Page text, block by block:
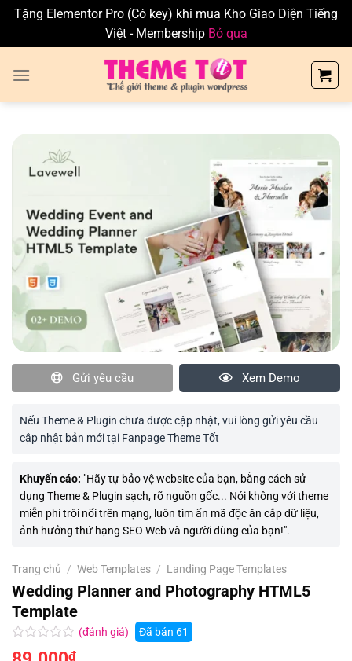
Tặng Elementor Pro (Có key) khi mua Kho Giao Diện Tiếng
Việt - Membership Bỏ qua
Gửi yêu cầu Xem Demo
Nếu Theme & Plugin chưa được cập nhật, vui lòng gửi yêu cầu
cập nhật bản mới tại Fanpage Theme Tốt
Khuyến cáo: "Hãy tự bảo vệ website của bạn, bằng cách sử
dụng Theme & Plugin sạch, rõ nguồn gốc... Nói không với theme
miễn phí trôi nổi trên mạng, luôn tìm ẩn mã độc ăn cắp dữ liệu,
ảnh hưởng thứ hạng SEO Web và người dùng của bạn!".
Trang chủ / Web Templates / Landing Page Templates
Wedding Planner and Photography HTML5
Template
Được
(đánh giá) Đã bán 61
₫